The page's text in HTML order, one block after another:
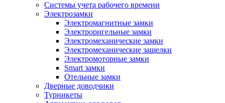
Системы учета рабочего времени
Электрозамки
Электромагнитные замки
Электроригельные замки
Электромеханические замки
Электромеханические защелки
Электромоторные замки
Smart замки
Отельные замки
Дверные доводчики
Турникеты